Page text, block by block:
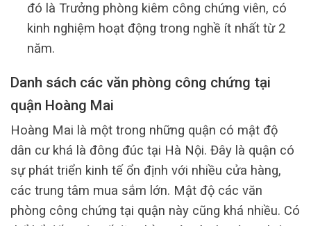
đó là Trưởng phòng kiêm công chứng viên, có
kinh nghiệm hoạt động trong nghề ít nhất từ 2
năm.
Danh sách các văn phòng công chứng tại
quận Hoàng Mai
Hoàng Mai là một trong những quận có mật độ
dân cư khá là đông đúc tại Hà Nội. Đây là quận có
sự phát triển kinh tế ổn định với nhiều cửa hàng,
các trung tâm mua sắm lớn. Mật độ các văn
phòng công chứng tại quận này cũng khá nhiều. Có